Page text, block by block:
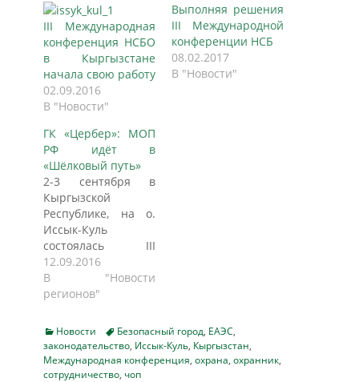
III Международная
конференция НСБО
в Кыргызстане
начала свою работу
02.09.2016
В "Новости"
Выполняя решения
III Международной
конференции НСБ
08.02.2017
В "Новости"
ГК «Цербер»: МОП
РФ идёт в
«Шёлковый путь»
2-3 сентября в
Кыргызской
Республике, на о.
Иссык-Куль
состоялась III
международная
конференция
«Состояние и
развития охранной
деятельности
негосударственных
охранных
12.09.2016
В "Новости
регионов"
Categories
Новости TagsБезопасный город, ЕАЭС,
законодательство, Иссык-Куль, Кыргызстан,
Международная конференция, охрана, охранник,
сотрудничество, чоп